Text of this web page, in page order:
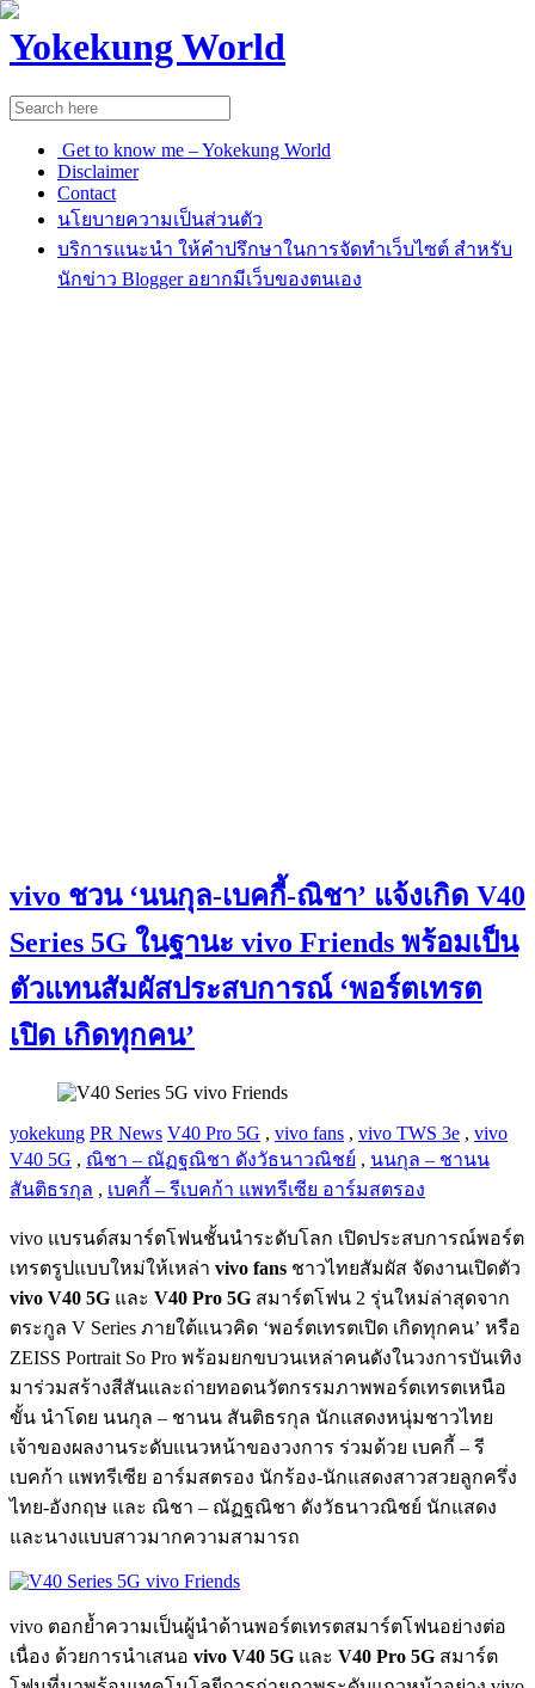
Yokekung World
Get to know me – Yokekung World
Disclaimer
Contact
นโยบายความเป็นส่วนตัว
บริการแนะนำ ให้คำปรึกษาในการจัดทำเว็บไซต์ สำหรับ
นักข่าว Blogger อยากมีเว็บของตนเอง
vivo ชวน ‘นนกุล-เบคกี้-ณิชา’ แจ้งเกิด V40
Series 5G ในฐานะ vivo Friends พร้อมเป็น
ตัวแทนสัมผัสประสบการณ์ ‘พอร์ตเทรต
เปิด เกิดทุกคน’
yokekung PR News V40 Pro 5G , vivo fans , vivo TWS 3e , vivo
V40 5G , ณิชา – ณัฏฐณิชา ดังวัธนาวณิชย์ , นนกุล – ชานน
สันติธรกุล , เบคกี้ – รีเบคก้า แพทรีเซีย อาร์มสตรอง
vivo แบรนด์สมาร์ตโฟนชั้นนำระดับโลก เปิดประสบการณ์พอร์ต
เทรตรูปแบบใหม่ให้เหล่า vivo fans ชาวไทยสัมผัส จัดงานเปิดตัว
vivo V40 5G และ V40 Pro 5G สมาร์ตโฟน 2 รุ่นใหม่ล่าสุดจาก
ตระกูล V Series ภายใต้แนวคิด ‘พอร์ตเทรตเปิด เกิดทุกคน’ หรือ
ZEISS Portrait So Pro พร้อมยกขบวนเหล่าคนดังในวงการบันเทิง
มาร่วมสร้างสีสันและถ่ายทอดนวัตกรรมภาพพอร์ตเทรตเหนือ
ขั้น นำโดย นนกุล – ชานน สันติธรกุล นักแสดงหนุ่มชาวไทย
เจ้าของผลงานระดับแนวหน้าของวงการ ร่วมด้วย เบคกี้ – รี
เบคก้า แพทรีเซีย อาร์มสตรอง นักร้อง-นักแสดงสาวสวยลูกครึ่ง
ไทย-อังกฤษ และ ณิชา – ณัฏฐณิชา ดังวัธนาวณิชย์ นักแสดง
และนางแบบสาวมากความสามารถ
vivo ตอกย้ำความเป็นผู้นำด้านพอร์ตเทรตสมาร์ตโฟนอย่างต่อ
เนื่อง ด้วยการนำเสนอ vivo V40 5G และ V40 Pro 5G สมาร์ต